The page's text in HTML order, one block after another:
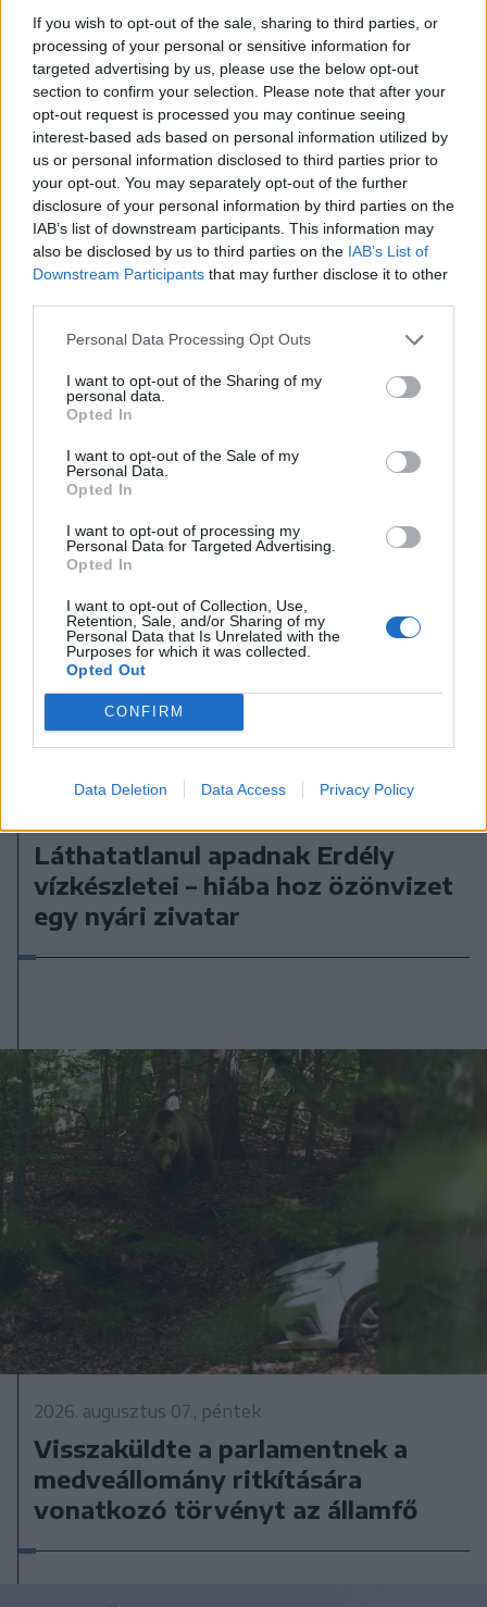
If you wish to opt-out of the sale, sharing to third parties, or
processing of your personal or sensitive information for
targeted advertising by us, please use the below opt-out
section to confirm your selection. Please note that after your
opt-out request is processed you may continue seeing
interest-based ads based on personal information utilized by
us or personal information disclosed to third parties prior to
your opt-out. You may separately opt-out of the further
disclosure of your personal information by third parties on the
IAB’s list of downstream participants. This information may
also be disclosed by us to third parties on the IAB’s List of
Downstream Participants that may further disclose it to other
Personal Data Processing Opt Outs
I want to opt-out of the Sharing of my
personal data.
Opted In
I want to opt-out of the Sale of my
Personal Data.
Opted In
I want to opt-out of processing my
Personal Data for Targeted Advertising.
Opted In
I want to opt-out of Collection, Use,
Retention, Sale, and/or Sharing of my
Personal Data that Is Unrelated with the
Purposes for which it was collected.
Opted Out
CONFIRM
Data Deletion Data Access Privacy Policy
Súlyos veszteség, kilenc
hónapra eltiltották a Sepsi
OSK csapatkapitányát
Nőileg
Sándor Ella: Na, indíts, s
menjünk!
A rovat további cikkei
Láthatatlanul apadnak Erdély
vízkészletei – hiába hoz özönvizet
egy nyári zivatar
2026. augusztus 07., péntek
Visszaküldte a parlamentnek a
medveállomány ritkítására
vonatkozó törvényt az államfő